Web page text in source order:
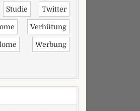
Studie Twitter
Verhütung
Werbung